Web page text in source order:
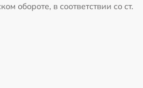
обороте, в соответствии со ст.